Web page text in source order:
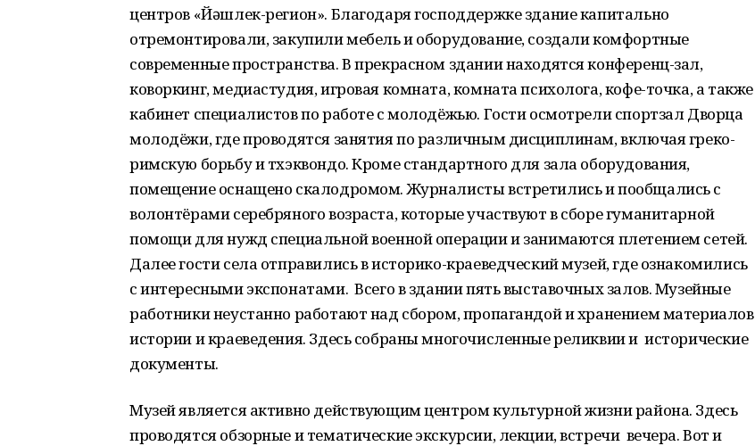
центров «Йəшлек-регион». Благодаря господдержке здание капитально
отремонтировали, закупили мебель и оборудование, создали комфортные
современные пространства. В прекрасном здании находятся конференц-зал,
коворкинг, медиастудия, игровая комната, комната психолога, кофе-точка, а также
кабинет специалистов по работе с молодёжью. Гости осмотрели спортзал Дворца
молодёжи, где проводятся занятия по различным дисциплинам, включая греко-
римскую борьбу и тхэквондо. Кроме стандартного для зала оборудования,
помещение оснащено скалодромом. Журналисты встретились и пообщались с
волонтёрами серебряного возраста, которые участвуют в сборе гуманитарной
помощи для нужд специальной военной операции и занимаются плетением сетей.
Далее гости села отправились в историко-краеведческий музей, где ознакомились
с интересными экспонатами. Всего в здании пять выставочных залов. Музейные
работники неустанно работают над сбором, пропагандой и хранением материалов
истории и краеведения. Здесь собраны многочисленные реликвии и исторические
документы.
Музей является активно действующим центром культурной жизни района. Здесь
проводятся обзорные и тематические экскурсии, лекции, встречи вечера. Вот и